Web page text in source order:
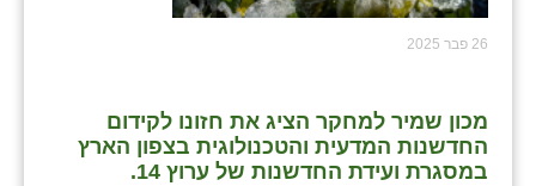
26 פבר 2025
מכון שמיר למחקר הציג את חזונו לקידום
החדשנות המדעית והטכנולוגית בצפון הארץ
במסגרת ועידת החדשנות של ערוץ 14.